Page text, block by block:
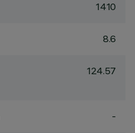
1410
8.6
124.57
-